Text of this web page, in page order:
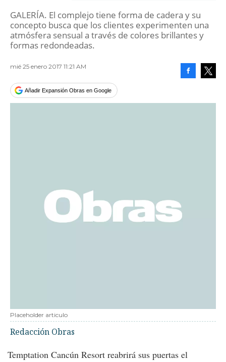
GALERÍA. El complejo tiene forma de cadera y su
concepto busca que los clientes experimenten una
atmósfera sensual a través de colores brillantes y
formas redondeadas.
mié 25 enero 2017 11:21 AM
Añadir Expansión Obras en Google
Placeholder articulo
Redacción Obras
Temptation Cancún Resort reabrirá sus puertas el